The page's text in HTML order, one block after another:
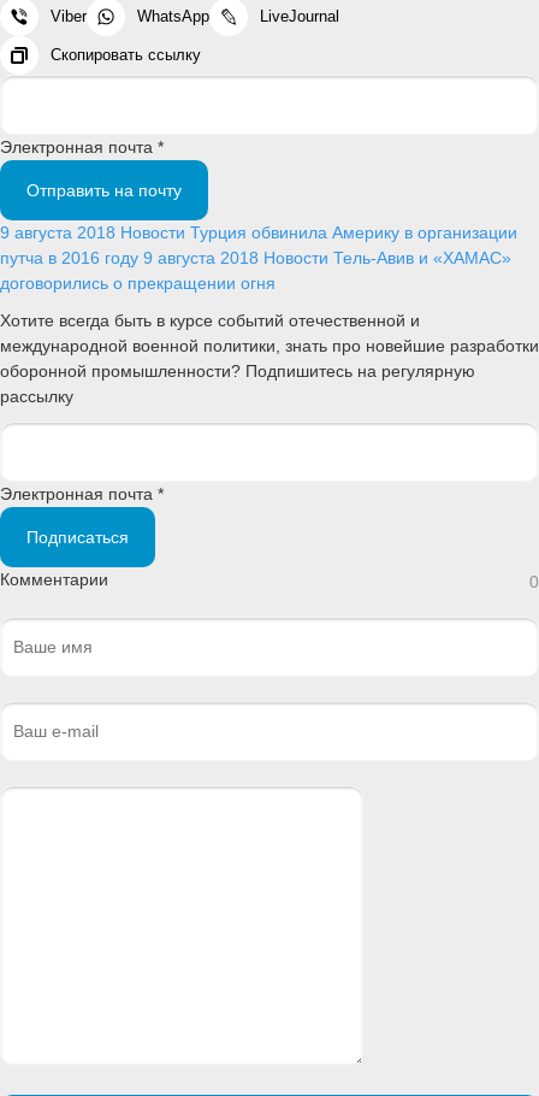
Viber WhatsApp LiveJournal
Скопировать ссылку
Электронная почта *
Отправить на почту
9 августа 2018 Новости Турция обвинила Америку в организации
путча в 2016 году 9 августа 2018 Новости Тель-Авив и «ХАМАС»
договорились о прекращении огня
Хотите всегда быть в курсе событий отечественной и
международной военной политики, знать про новейшие разработки
оборонной промышленности? Подпишитесь на регулярную
рассылку
Электронная почта *
Подписаться
Комментарии 0